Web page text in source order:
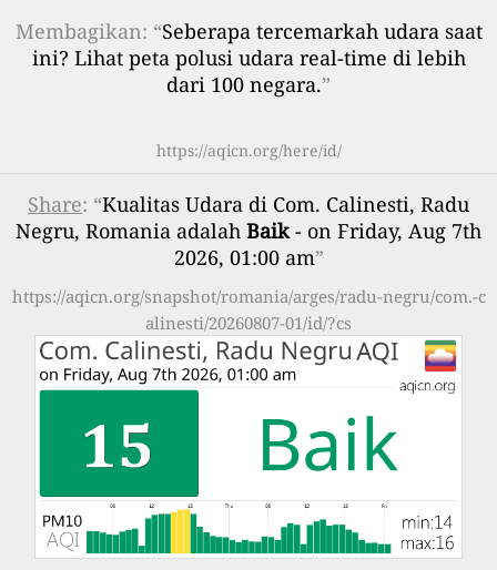
Membagikan: “Seberapa tercemarkah udara saat
ini? Lihat peta polusi udara real-time di lebih
dari 100 negara.”
https://aqicn.org/here/id/
Share: “Kualitas Udara di Com. Calinesti, Radu
Negru, Romania adalah Baik- on Friday, Aug 7th
2026, 01:00 am”
https://aqicn.org/snapshot/romania/arges/radu-negru/com.-c
alinesti/20260807-01/id/?cs